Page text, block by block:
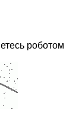
роботом